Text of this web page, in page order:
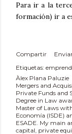
Para ir a la
formación) ir a
Compartir
Etiquetas:
Àlex Plana Paluzie
Mergers and
Private Funds and
Degree in Law
Master of Laws
Economía (ISDE)
ESADE. My main
capital, private